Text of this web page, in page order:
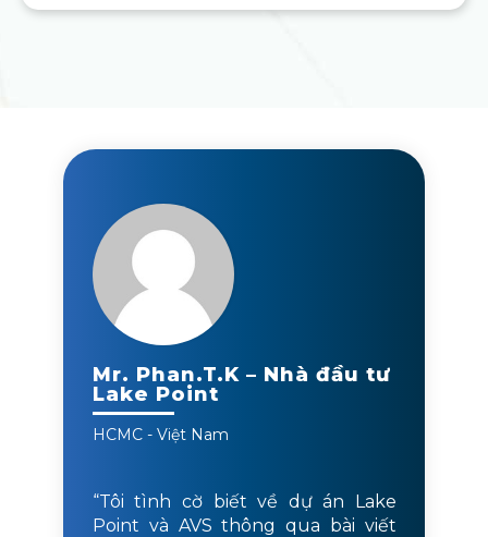
Mr. Phan.T.K – Nhà đầu tư
Lake Point
HCMC - Việt Nam
“Tôi tình cờ biết về dự án Lake
Point và AVS thông qua bài viết